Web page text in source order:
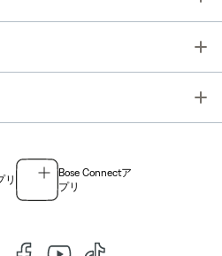
リ
Bose Connectア
プリ